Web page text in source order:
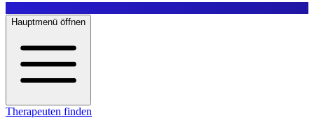
Hauptmenü öffnen
Therapeuten finden